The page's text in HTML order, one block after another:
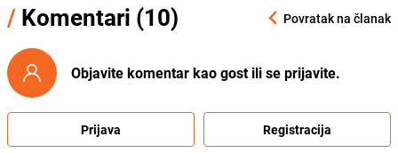
/ Komentari (10) Povratak na članak
Objavite komentar kao gost ili se prijavite.
Prijava Registracija